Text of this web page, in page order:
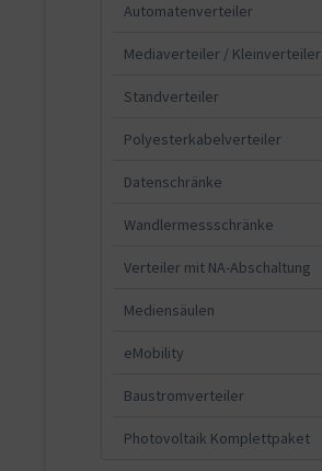
Automatenverteiler
Mediaverteiler / Kleinverteiler
Standverteiler
Polyesterkabelverteiler
Datenschränke
Wandlermessschränke
Verteiler mit NA-Abschaltung
Mediensäulen
eMobility
Baustromverteiler
Photovoltaik Komplettpaket